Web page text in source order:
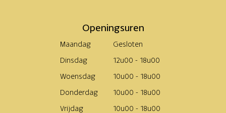
Openingsuren
Maandag
Gesloten
Dinsdag
12u00 - 18u00
Woensdag
10u00 - 18u00
Donderdag
10u00 - 18u00
Vrijdag
10u00 - 18u00